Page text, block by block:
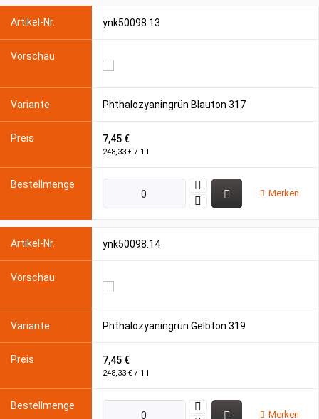
ynk50098.13
Phthalozyaningrün Blauton 317
7,45 €
248,33 € / 1 l
Merken
ynk50098.14
Phthalozyaningrün Gelbton 319
7,45 €
248,33 € / 1 l
Merken